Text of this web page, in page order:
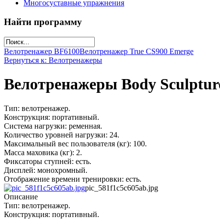
Многосуставные упражнения
Найти программу
Велотренажер ВF6100Велотренажер True CS900 Emerge
Вернуться к: Велотренажеры
Велотренажеры Body
Тип: велотренажер.
Конструкция: портативный.
Система нагрузки: ременная.
Количество уровней нагрузки: 24.
Максимальный вес пользователя (кг): 100.
Масса маховика (кг): 2.
Фиксаторы ступней: есть.
Дисплей: монохромный.
Отображение времени тренировки: есть.
pic_581f1c5c605ab.jpg
Описание
Тип: велотренажер.
Конструкция: портативный.